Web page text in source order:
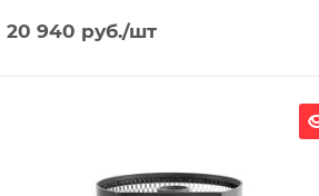
20 940 руб./шт